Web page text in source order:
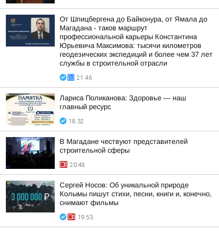
От Шпицбергена до Байконура, от Ямала до
Магадана - таков маршрут
профессиональной карьеры Константина
Юрьевича Максимова: тысячи километров
геодезических экспедиций и более чем 37 лет
службы в строительной отрасли
21:46
Лариса Поликанова: Здоровье — наш
главный ресурс
18:32
В Магадане чествуют представителей
строительной сферы
20:48
Сергей Носов: Об уникальной природе
Колымы пишут стихи, песни, книги и, конечно,
снимают фильмы
19:53